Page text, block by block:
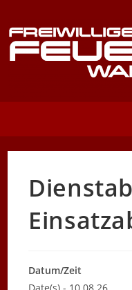
Inhalt
springen
Datum/Zeit